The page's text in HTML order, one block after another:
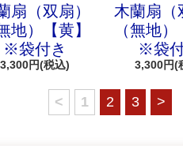
扇（双扇）
地）【黄】
※袋付き
3,300円(税込)
木蘭扇（
（無地）
※袋
3,300円(
< 1 2 3 >